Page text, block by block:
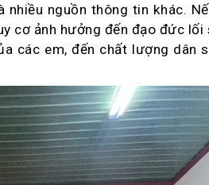
nguồn thông tin khác.
cơ ảnh hưởng đến đạo đức lối
các em, đến chất lượng dân